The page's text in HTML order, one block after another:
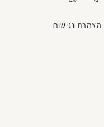
הצהרת נגישות